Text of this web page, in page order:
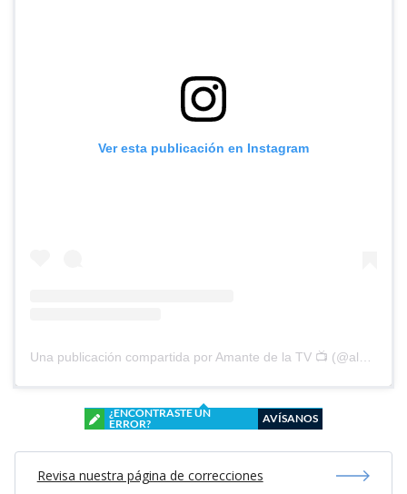
Ver esta publicación en Instagram
Una publicación compartida por Amante de la TV 📺 (@alguien_te_observa)
¿ENCONTRASTE UN
ERROR?
AVÍSANOS
Revisa nuestra página de correcciones